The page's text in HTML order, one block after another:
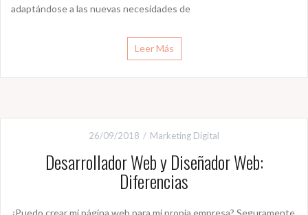
adaptándose a las nuevas necesidades de
Leer Más
26/09/2018 Marketing Digital
Desarrollador Web y Diseñador Web:
Diferencias
¿Puedo crear mi página web para mi propia empresa? Seguramente